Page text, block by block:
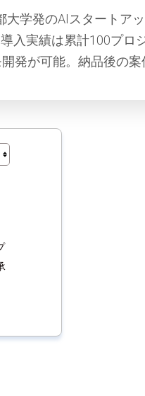
学発のAIスタートアッ
入実績は累計100プロ
発が可能。納品後の案